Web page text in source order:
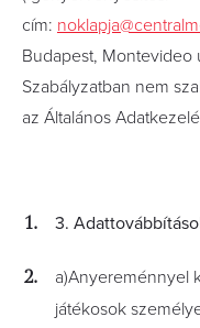
cím:
Budapest, Montevideo
Szabályzatban nem
az Általános
3.
a)Anyereménnyel
játékosok